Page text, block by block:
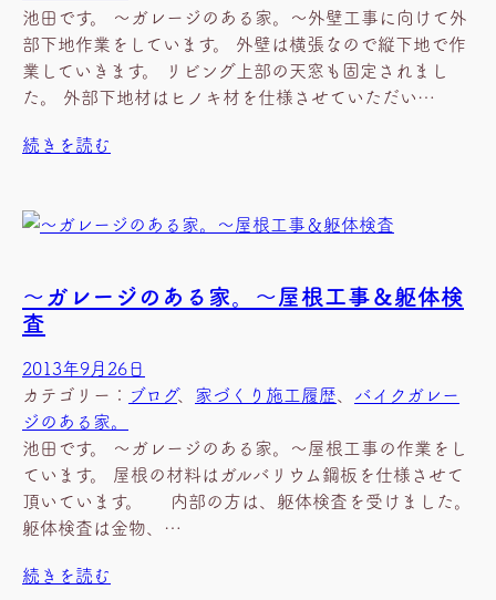
池田です。 ～ガレージのある家。～外壁工事に向けて外
部下地作業をしています。 外壁は横張なので縦下地で作
業していきます。 リビング上部の天窓も固定されまし
た。 外部下地材はヒノキ材を仕様させていただい…
続きを読む
～ガレージのある家。～屋根工事＆躯体検
査
2013年9月26日
カテゴリー： ブログ、 家づくり施工履歴、 バイクガレー
ジのある家。
池田です。 ～ガレージのある家。～屋根工事の作業をし
ています。 屋根の材料はガルバリウム鋼板を仕様させて
頂いています。 内部の方は、躯体検査を受けました。
躯体検査は金物、…
続きを読む